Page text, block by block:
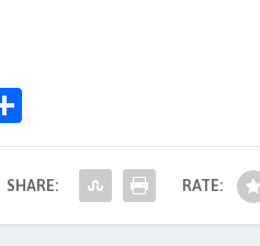
h
ar
SHARE: RATE: